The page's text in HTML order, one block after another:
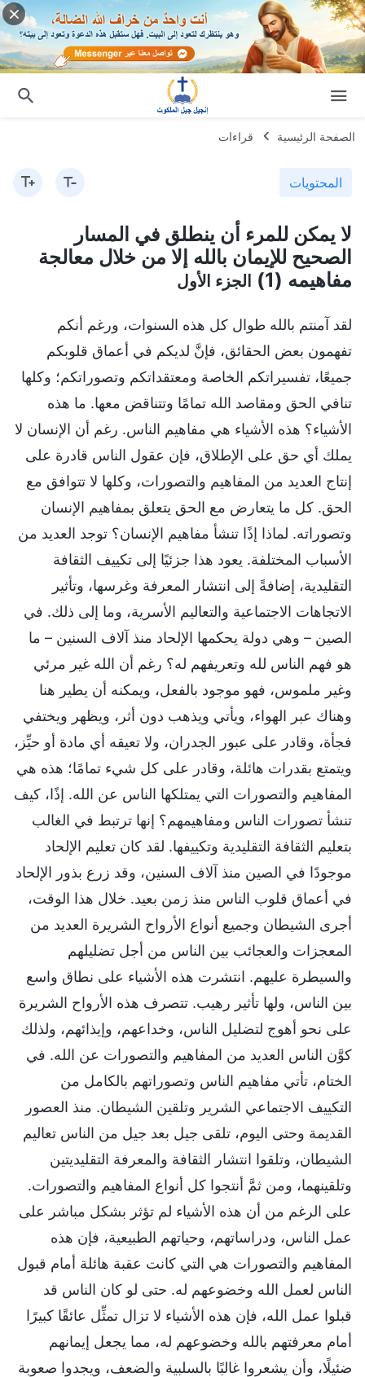
الصفحة الرئيسية قراءات
المحتويات
لا يمكن للمرء أن ينطلق في المسار
الصحيح للإيمان بالله إلا من خلال معالجة
مفاهيمه (1)
الجزء الأول
لقد آمنتم بالله طوال كل هذه السنوات، ورغم أنكم
تفهمون بعض الحقائق، فإنَّ لديكم في أعماق قلوبكم
جميعًا، تفسيراتكم الخاصة ومعتقداتكم وتصوراتكم؛ وكلها
تنافي الحق ومقاصد الله تمامًا وتتناقض معها. ما هذه
الأشياء؟ هذه الأشياء هي مفاهيم الناس. رغم أن الإنسان لا
يملك أي حق على الإطلاق، فإن عقول الناس قادرة على
إنتاج العديد من المفاهيم والتصورات، وكلها لا تتوافق مع
الحق. كل ما يتعارض مع الحق يتعلق بمفاهيم الإنسان
وتصوراته. لماذا إذًا تنشأ مفاهيم الإنسان؟ توجد العديد من
الأسباب المختلفة. يعود هذا جزئيًا إلى تكييف الثقافة
التقليدية، إضافةً إلى انتشار المعرفة وغرسها، وتأثير
الاتجاهات الاجتماعية والتعاليم الأسرية، وما إلى ذلك. في
الصين – وهي دولة يحكمها الإلحاد منذ آلاف السنين – ما
هو فهم الناس لله وتعريفهم له؟ رغم أن الله غير مرئي
وغير ملموس، فهو موجود بالفعل، ويمكنه أن يطير هنا
وهناك عبر الهواء، ويأتي ويذهب دون أثر، ويظهر ويختفي
فجأة، وقادر على عبور الجدران، ولا تعيقه أي مادة أو حيِّز،
ويتمتع بقدرات هائلة، وقادر على كل شيء تمامًا؛ هذه هي
المفاهيم والتصورات التي يمتلكها الناس عن الله. إذًا، كيف
تنشأ تصورات الناس ومفاهيمهم؟ إنها ترتبط في الغالب
بتعليم الثقافة التقليدية وتكييفها. لقد كان تعليم الإلحاد
موجودًا في الصين منذ آلاف السنين، وقد زرع بذور الإلحاد
في أعماق قلوب الناس منذ زمن بعيد. خلال هذا الوقت،
أجرى الشيطان وجميع أنواع الأرواح الشريرة العديد من
المعجزات والعجائب بين الناس من أجل تضليلهم
والسيطرة عليهم. انتشرت هذه الأشياء على نطاق واسع
بين الناس، ولها تأثير رهيب. تتصرف هذه الأرواح الشريرة
على نحو أهوج لتضليل الناس، وخداعهم، وإيذائهم، ولذلك
كوَّن الناس العديد من المفاهيم والتصورات عن الله. في
الختام، تأتي مفاهيم الناس وتصوراتهم بالكامل من
التكييف الاجتماعي الشرير وتلقين الشيطان. منذ العصور
القديمة وحتى اليوم، تلقى جيل بعد جيل من الناس تعاليم
الشيطان، وتلقوا انتشار الثقافة والمعرفة التقليديتين
وتلقينهما، ومن ثمَّ أنتجوا كل أنواع المفاهيم والتصورات.
على الرغم من أن هذه الأشياء لم تؤثر بشكل مباشر على
عمل الناس، ودراساتهم، وحياتهم الطبيعية، فإن هذه
المفاهيم والتصورات هي التي كانت عقبة هائلة أمام قبول
الناس لعمل الله وخضوعهم له. حتى لو كان الناس قد
قبلوا عمل الله، فإن هذه الأشياء لا تزال تمثِّل عائقًا كبيرًا
أمام معرفتهم بالله وخضوعهم له، مما يجعل إيمانهم
ضئيلًا، وأن يشعروا غالبًا بالسلبية والضعف، ويجدوا صعوبة